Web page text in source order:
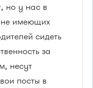
но у нас в
не имеющих
сидеть
за
несут
посты в